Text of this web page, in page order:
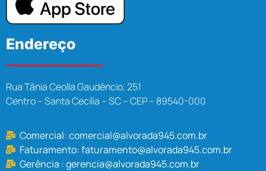
Endereço
Rua Tânia Ceolla Gaudêncio, 251
Centro – Santa Cecília – SC – CEP – 89540-000
Comercial:comercial@alvorada945.com.br
Faturamento:faturamento@alvorada945.com.br
Gerência :gerencia@alvorada945.com.br